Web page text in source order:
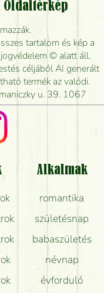
hogy még ma
a csokrot, és
önöknél?
van?
a csokor?
boltban?
Oldaltérkép
tartalom és kép a
© alatt áll.
céljából AI generált
termék az valódi.
u. 39. 1067
Alkalmak
romantika
születésnap
babaszületés
névnap
évforduló